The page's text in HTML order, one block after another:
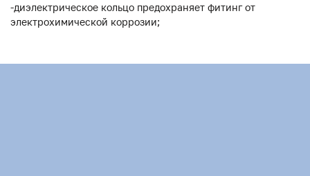
-диэлектрическое кольцо предохраняет фитинг от
электрохимической коррозии;